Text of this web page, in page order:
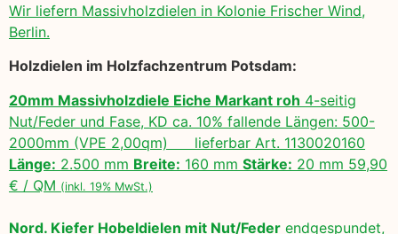
Wir liefern Massivholzdielen in Kolonie Frischer Wind,
Berlin.
Holzdielen im Holzfachzentrum Potsdam:
20mm Massivholzdiele Eiche Markant roh 4-seitig
Nut/Feder und Fase, KD ca. 10% fallende Längen: 500-
2000mm (VPE 2,00qm) lieferbar Art. 1130020160
Länge: 2.500 mm Breite: 160 mm Stärke: 20 mm 59,90
€ / QM (inkl. 19% MwSt.)
Nord. Kiefer Hobeldielen mit Nut/Feder endgespundet,